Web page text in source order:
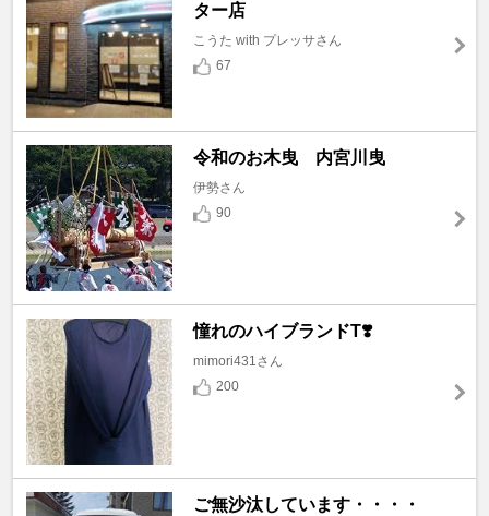
ター店
こうた with プレッサさん
67
令和のお木曳 内宮川曳
伊勢さん
90
憧れのハイブランドT❣️
mimori431さん
200
ご無沙汰しています・・・・